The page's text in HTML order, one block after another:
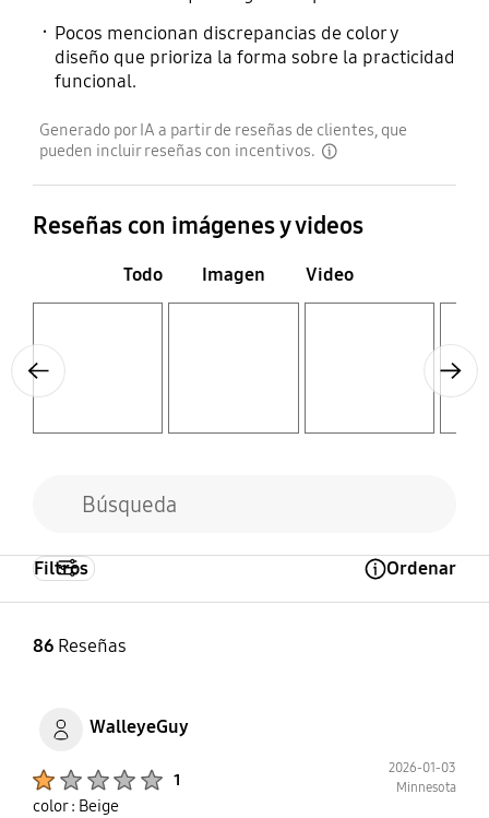
Pocos mencionan discrepancias de color y
diseño que prioriza la forma sobre la practicidad
funcional.
Generado por IA a partir de reseñas de clientes, que
pueden incluir reseñas con incentivos.
Reseñas con imágenes y videos
Todo Imagen Video
86Reseñas
Filtros Ordenar
WalleyeGuy
1
2026-01-03
Minnesota
color : Beige